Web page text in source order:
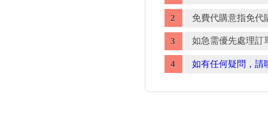
免費代購意指免代
如急需優先處理訂
如有任何疑問，請